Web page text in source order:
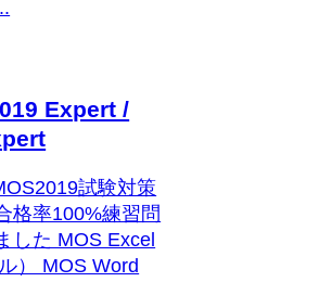
Expert /
試験対策
格率100%練習問
た MOS Excel
） MOS Word